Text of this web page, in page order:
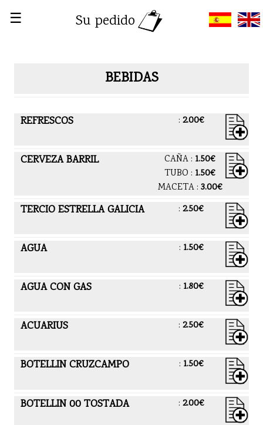
☰ Su pedido
BEBIDAS
REFRESCOS : 2.00€
CERVEZA BARRIL CAÑA : 1.50€
TUBO : 1.50€
MACETA : 3.00€
TERCIO ESTRELLA GALICIA : 2.50€
AGUA : 1.50€
AGUA CON GAS : 1.80€
ACUARIUS : 2.50€
BOTELLIN CRUZCAMPO : 1.50€
BOTELLIN 00 TOSTADA : 2.00€